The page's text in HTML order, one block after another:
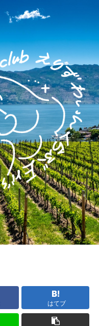
はてブ